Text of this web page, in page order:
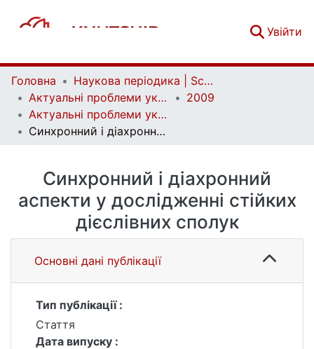
Увійти
Головна
Наукова періодика | Scientific periodicals
Актуальні проблеми української лінгвістики: теорія і практика | Current issues of Ukrainian linguistics: theory and practice
2009
Актуальні проблеми української лінгвістики: теорія і практика. Вип. 19
Синхронний і діахронний аспекти у дослідженні стійких дієслівних сполук
Синхронний і діахронний
аспекти у дослідженні стійких
дієслівних сполук
Основні дані публікації
Тип публікації :
Стаття
Дата випуску :